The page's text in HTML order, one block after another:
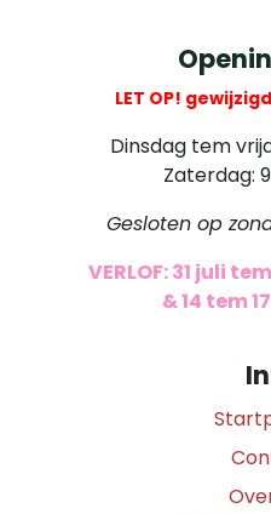
LET OP!
Dinsdag tem
Zaterdag:
Gesloten op
VERLOF: 31 juli
& 14 tem